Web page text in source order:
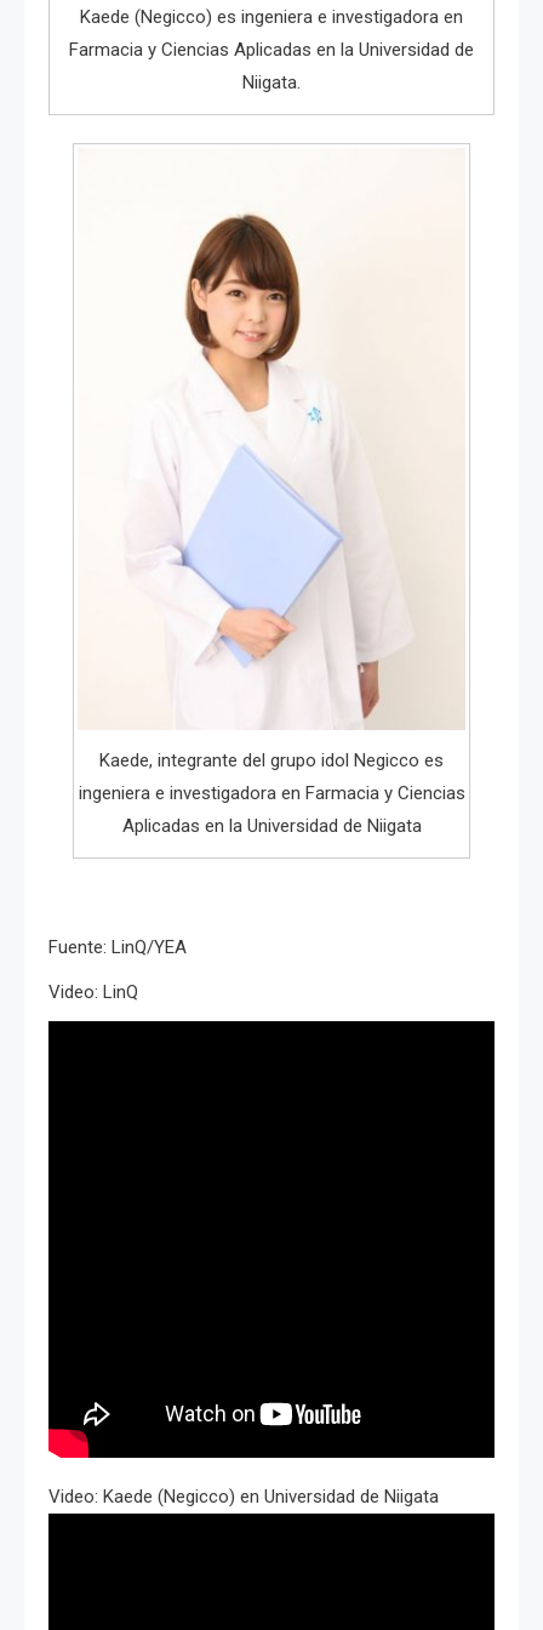
Kaede (Negicco) es ingeniera e investigadora en
Farmacia y Ciencias Aplicadas en la Universidad de
Niigata.
Kaede, integrante del grupo idol Negicco es
ingeniera e investigadora en Farmacia y Ciencias
Aplicadas en la Universidad de Niigata
Fuente: LinQ/YEA
Video: LinQ
Video: Kaede (Negicco) en Universidad de Niigata